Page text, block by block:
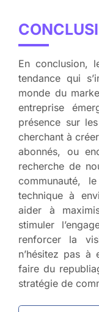
En conclusion,
tendance qui
monde du
entreprise
présence sur
cherchant à
abonnés, ou
recherche de
communauté,
technique à
aider à
stimuler
renforcer la
n’hésitez pas
faire du
stratégie de